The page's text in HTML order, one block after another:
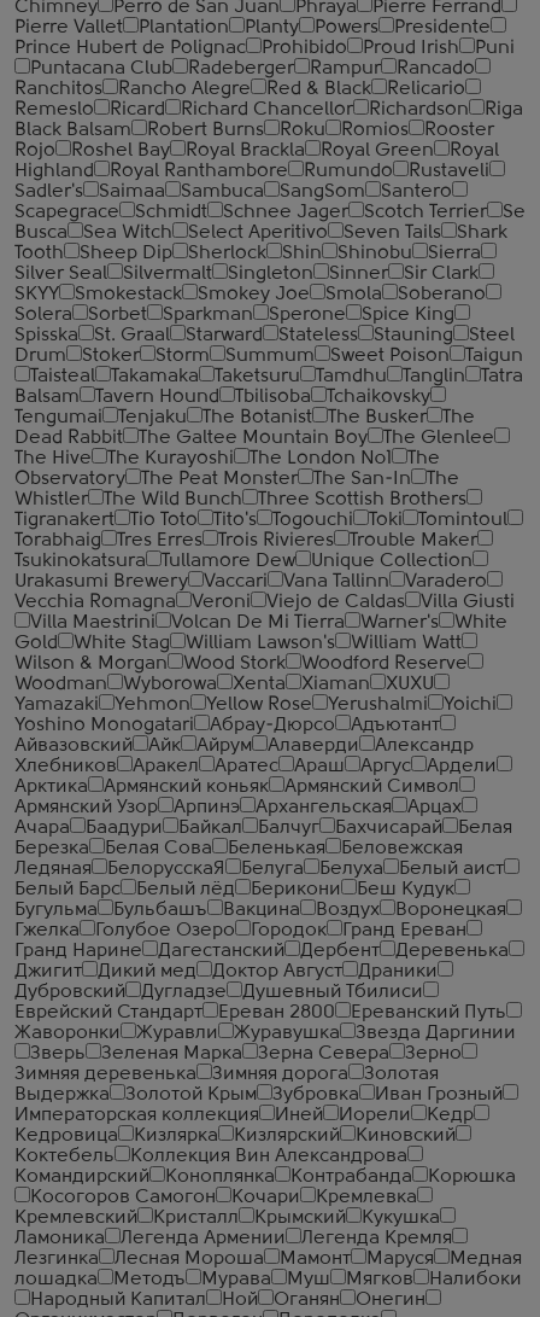
Chimney Perro de San Juan Phraya
Pierre Ferrand
Pierre Vallet
Plantation Planty Powers
Presidente
Prince Hubert de Polignac
Prohibido Proud Irish
Puni
Puntacana Club
Radeberger Rampur
Rancado
Ranchitos
Rancho Alegre Red & Black
Relicario
Remeslo
Ricard Richard Chancellor Richardson
Riga
Black Balsam
Robert Burns Roku Romios
Rooster
Rojo
Roshel Bay Royal Brackla Royal Green
Royal
Highland
Royal Ranthambore Rumundo
Rustaveli
Sadler's
Saimaa Sambuca SangSom
Santero
Scapegrace
Schmidt Schnee Jager Scotch Terrier
Se
Busca
Sea Witch Select Aperitivo Seven Tails
Shark
Tooth
Sheep Dip Sherlock Shin Shinobu
Sierra
Silver Seal
Silvermalt Singleton Sinner
Sir Clark
SKYY
Smokestack Smokey Joe Smola
Soberano
Solera
Sorbet Sparkman Sperone
Spice King
Spisska
St. Graal Starward Stateless Stauning
Steel
Drum
Stoker Storm Summum Sweet Poison
Taigun
Taisteal
Takamaka Taketsuru Tamdhu Tanglin
Tatra
Balsam
Tavern Hound Tbilisoba
Tchaikovsky
Tengumai
Tenjaku The Botanist The Busker
The
Dead Rabbit
The Galtee Mountain Boy
The Glenlee
The Hive
The Kurayoshi The London №1
The
Observatory
The Peat Monster The San-In
The
Whistler
The Wild Bunch
Three Scottish Brothers
Tigranakert
Tio Toto Tito's Togouchi Toki
Tomintoul
Torabhaig
Tres Erres Trois Rivieres
Trouble Maker
Tsukinokatsura
Tullamore Dew
Unique Collection
Urakasumi Brewery
Vaccari Vana Tallinn
Varadero
Vecchia Romagna
Veroni Viejo de Caldas
Villa Giusti
Villa Maestrini
Volcan De Mi Tierra Warner's
White
Gold
White Stag William Lawson's
William Watt
Wilson & Morgan
Wood Stork
Woodford Reserve
Woodman
Wyborowa Xenta Xiaman
XUXU
Yamazaki
Yehmon Yellow Rose Yerushalmi
Yoichi
Yoshino Monogatari
Абрау-Дюрсо
Адъютант
Айвазовский
Айк Айрум Алаверди
Александр
Хлебников
Аракел Аратес Араш Аргус
Ардели
Арктика
Армянский коньяк
Армянский Символ
Армянский Узор
Арпинэ Архангельская
Арцах
Ачара
Баадури Байкал Балчуг Бахчисарай
Белая
Березка
Белая Сова Беленькая
Беловежская
Ледяная
БелорусскаЯ Белуга Белуха
Белый аист
Белый Барс
Белый лёд Берикони
Беш Кудук
Бугульма
Бульбашъ Вакцина Воздух
Воронецкая
Гжелка
Голубое Озеро Городок
Гранд Ереван
Гранд Нарине
Дагестанский Дербент
Деревенька
Джигит
Дикий мед Доктор Август
Драники
Дубровский
Дугладзе
Душевный Тбилиси
Еврейский Стандарт
Ереван 2800
Ереванский Путь
Жаворонки
Журавли Журавушка
Звезда Даргинии
Зверь
Зеленая Марка Зерна Севера
Зерно
Зимняя деревенька
Зимняя дорога
Золотая
Выдержка
Золотой Крым Зубровка
Иван Грозный
Императорская коллекция
Иней Иорели
Кедр
Кедровица
Кизлярка Кизлярский
Киновский
Коктебель
Коллекция Вин Александрова
Командирский
Коноплянка Контрабанда
Корюшка
Косогоров Самогон
Кочари
Кремлевка
Кремлевский
Кристалл Крымский
Кукушка
Ламоника
Легенда Армении
Легенда Кремля
Лезгинка
Лесная Мороша Мамонт Маруся
Медная
лошадка
Методъ Мурава Муш Мягков
Налибоки
Народный Капитал
Ной Оганян
Онегин